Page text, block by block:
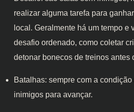
realizar alguma tarefa para
local. Geralmente há um tempo e
desafio ordenado, como coletar
detonar bonecos de treinos antes
Batalhas: sempre com a
inimigos para avançar.